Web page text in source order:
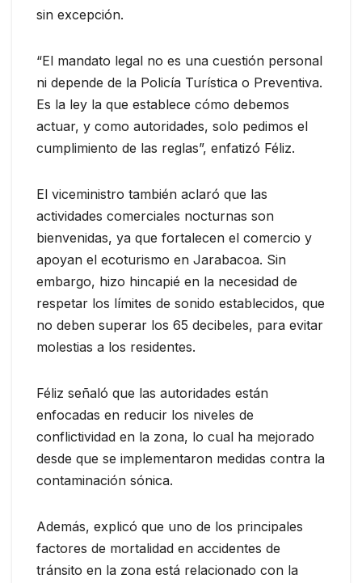
sin excepción.
“El mandato legal no es una cuestión personal
ni depende de la Policía Turística o Preventiva.
Es la ley la que establece cómo debemos
actuar, y como autoridades, solo pedimos el
cumplimiento de las reglas”, enfatizó Féliz.
El viceministro también aclaró que las
actividades comerciales nocturnas son
bienvenidas, ya que fortalecen el comercio y
apoyan el ecoturismo en Jarabacoa. Sin
embargo, hizo hincapié en la necesidad de
respetar los límites de sonido establecidos, que
no deben superar los 65 decibeles, para evitar
molestias a los residentes.
Féliz señaló que las autoridades están
enfocadas en reducir los niveles de
conflictividad en la zona, lo cual ha mejorado
desde que se implementaron medidas contra la
contaminación sónica.
Además, explicó que uno de los principales
factores de mortalidad en accidentes de
tránsito en la zona está relacionado con la